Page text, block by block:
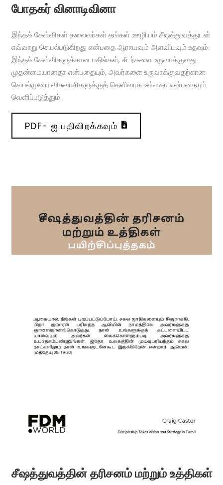
போதகர் வினாடிவினா
இந்தக் கேள்விகள் தலைவர்கள் தங்கள் ஊழியம் சீஷத்துவத்துடன்
எவ்வாறு செயல்படுகிறது என்பதை ஆராயவும் அளவிடவும் உதவும்.
இந்தக் கேள்விகளுக்கான பதில்கள், சீடர்களை உருவாக்குவது
முதன்மையானதா என்பதையும், அவர்களை உருவாக்குவதற்கான
செயல்முறை விசுவாசிகளுக்குத் தெளிவாக உள்ளதா என்பதையும்
வெளிப்படுத்தும்.
PDF- ஐ பதிவிறக்கவும்
சீஷத்துவத்தின் தரிசனம் மற்றும் உத்திகள்